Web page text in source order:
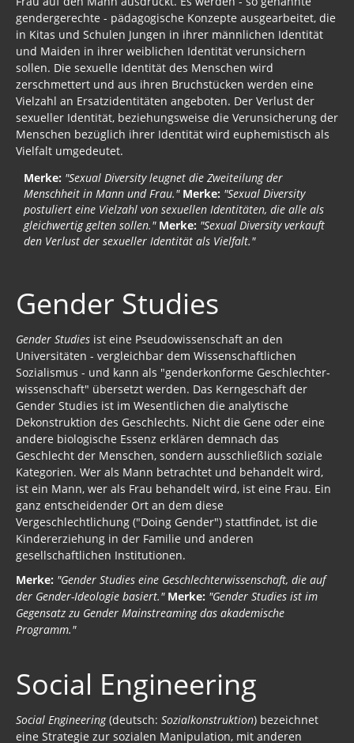
gendergerechte - pädagogische Konzepte ausgearbeitet, die
in Kitas und Schulen Jungen in ihrer männlichen Identität
und Maiden in ihrer weiblichen Identität verunsichern
sollen. Die sexuelle Identität des Menschen wird
zerschmettert und aus ihren Bruchstücken werden eine
Vielzahl an Ersatzidentitäten angeboten. Der Verlust der
sexueller Identität, beziehungsweise die Verunsicherung der
Menschen bezüglich ihrer Identität wird euphemistisch als
Vielfalt umgedeutet.
Merke: "Sexual Diversity leugnet die Zweiteilung der
Menschheit in Mann und Frau." Merke: "Sexual Diversity
postuliert eine Vielzahl von sexuellen Identitäten, die alle als
gleichwertig gelten sollen." Merke: "Sexual Diversity verkauft
den Verlust der sexueller Identität als Vielfalt."
Gender Studies
Gender Studies ist eine Pseudowissenschaft an den
Universitäten - vergleichbar dem Wissenschaftlichen
Sozialismus - und kann als "genderkonforme Geschlechter­
wissen­schaft" übersetzt werden. Das Kerngeschäft der
Gender Studies ist im Wesentlichen die analytische
Dekonstruktion des Geschlechts. Nicht die Gene oder eine
andere biologische Essenz erklären demnach das
Geschlecht der Menschen, sondern ausschließlich soziale
Kategorien. Wer als Mann betrachtet und behandelt wird,
ist ein Mann, wer als Frau behandelt wird, ist eine Frau. Ein
ganz entscheidender Ort an dem diese
Vergeschlechtlichung ("Doing Gender") stattfindet, ist die
Kindererziehung in der Familie und anderen
gesellschaftlichen Institutionen.
Merke: "Gender Studies eine Geschlechterwissenschaft, die auf
der Gender-Ideologie basiert." Merke: "Gender Studies ist im
Gegensatz zu Gender Mainstreaming das akademische
Programm."
Social Engineering
Social Engineering(deutsch: Sozialkonstruktion) bezeichnet
eine Strategie zur sozialen Manipulation, mit anderen